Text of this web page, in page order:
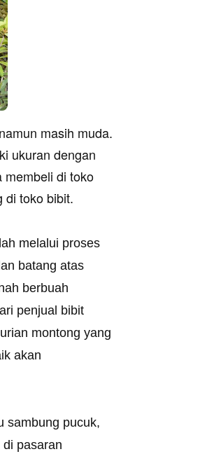
masih muda.
ukuran dengan
membeli di toko
di toko bibit.
melalui proses
batang atas
berbuah
penjual bibit
montong yang
akan
sambung pucuk,
pasaran